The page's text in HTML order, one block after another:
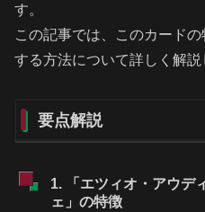
す。
この記事では、このカード
する方法について詳しく解説
要点解説
1. 「エツィオ・アウデ
ェ」の特徴